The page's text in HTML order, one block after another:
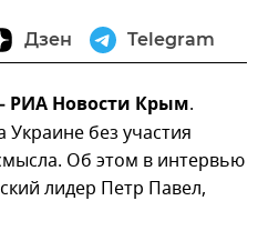
Дзен Telegram
Новости Крым.
без участия
Об этом в интервью
лидер Петр Павел,